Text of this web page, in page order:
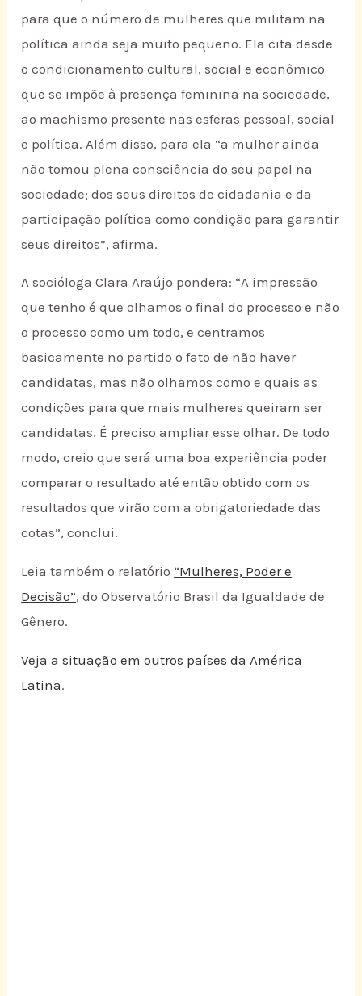
para que o número de mulheres que militam na
política ainda seja muito pequeno. Ela cita desde
o condicionamento cultural, social e econômico
que se impõe à presença feminina na sociedade,
ao machismo presente nas esferas pessoal, social
e política. Além disso, para ela “a mulher ainda
não tomou plena consciência do seu papel na
sociedade; dos seus direitos de cidadania e da
participação política como condição para garantir
seus direitos”, afirma.
A socióloga Clara Araújo pondera: “A impressão
que tenho é que olhamos o final do processo e não
o processo como um todo, e centramos
basicamente no partido o fato de não haver
candidatas, mas não olhamos como e quais as
condições para que mais mulheres queiram ser
candidatas. É preciso ampliar esse olhar. De todo
modo, creio que será uma boa experiência poder
comparar o resultado até então obtido com os
resultados que virão com a obrigatoriedade das
cotas”, conclui.
Leia também o relatório “Mulheres, Poder e
Decisão”, do Observatório Brasil da Igualdade de
Gênero.
Veja a situação em outros países da América
Latina.